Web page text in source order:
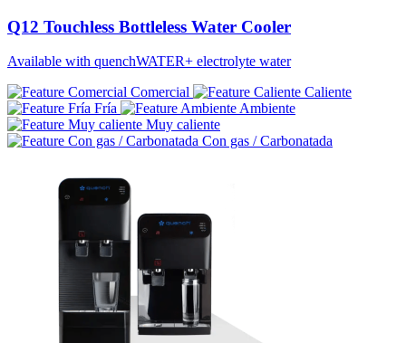
Q12 Touchless Bottleless Water Cooler
Available with quenchWATER+ electrolyte water
Comercial
Caliente
Fría
Ambiente
Muy caliente
Con gas / Carbonatada